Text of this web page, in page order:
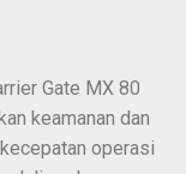
Gate MX 80
keamanan dan
operasi